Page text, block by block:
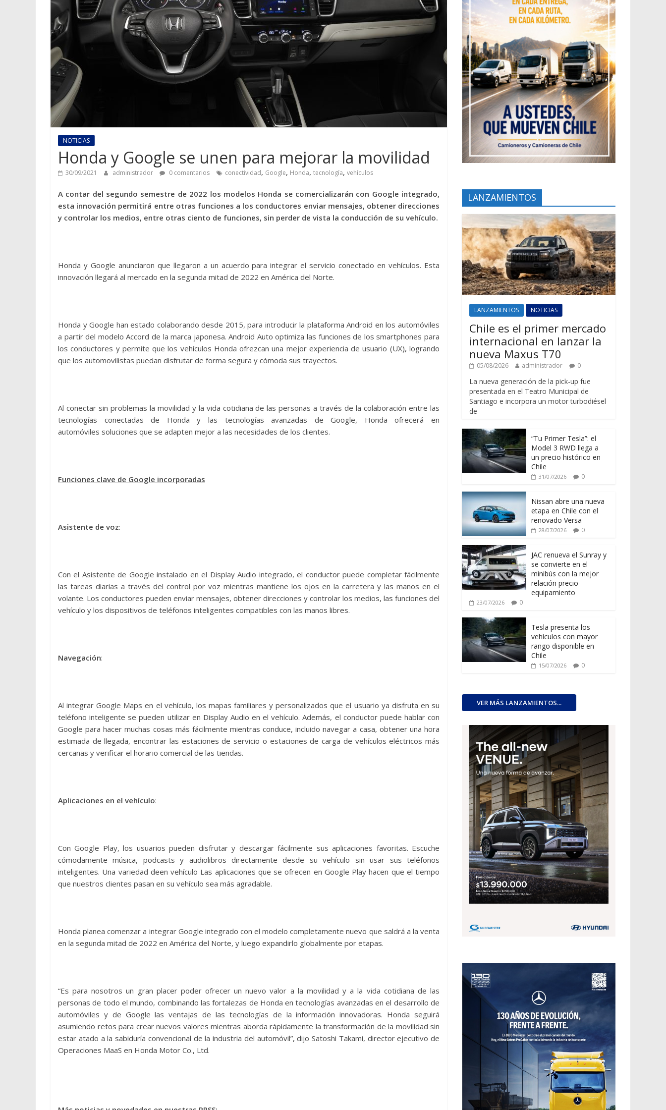
NOTICIAS
Honda y Google se unen para mejorar la movilidad
30/09/2021 administrador 0 comentarios conectividad, Google, Honda, tecnología, vehículos
A contar del segundo semestre de 2022 los modelos Honda se comercializarán con Google integrado,
esta innovación permitirá entre otras funciones a los conductores enviar mensajes, obtener direcciones
y controlar los medios, entre otras ciento de funciones, sin perder de vista la conducción de su vehículo.
Honda y Google anunciaron que llegaron a un acuerdo para integrar el servicio conectado en vehículos. Esta
innovación llegará al mercado en la segunda mitad de 2022 en América del Norte.
Honda y Google han estado colaborando desde 2015, para introducir la plataforma Android en los automóviles
a partir del modelo Accord de la marca japonesa. Android Auto optimiza las funciones de los smartphones para
los conductores y permite que los vehículos Honda ofrezcan una mejor experiencia de usuario (UX), logrando
que los automovilistas puedan disfrutar de forma segura y cómoda sus trayectos.
Al conectar sin problemas la movilidad y la vida cotidiana de las personas a través de la colaboración entre las
tecnologías conectadas de Honda y las tecnologías avanzadas de Google, Honda ofrecerá en
automóviles soluciones que se adapten mejor a las necesidades de los clientes.
Funciones clave de Google incorporadas
Asistente de voz:
Con el Asistente de Google instalado en el Display Audio integrado, el conductor puede completar fácilmente
las tareas diarias a través del control por voz mientras mantiene los ojos en la carretera y las manos en el
volante. Los conductores pueden enviar mensajes, obtener direcciones y controlar los medios, las funciones del
vehículo y los dispositivos de teléfonos inteligentes compatibles con las manos libres.
Navegación:
Al integrar Google Maps en el vehículo, los mapas familiares y personalizados que el usuario ya disfruta en su
teléfono inteligente se pueden utilizar en Display Audio en el vehículo. Además, el conductor puede hablar con
Google para hacer muchas cosas más fácilmente mientras conduce, incluido navegar a casa, obtener una hora
estimada de llegada, encontrar las estaciones de servicio o estaciones de carga de vehículos eléctricos más
cercanas y verificar el horario comercial de las tiendas.
Aplicaciones en el vehículo:
Con Google Play, los usuarios pueden disfrutar y descargar fácilmente sus aplicaciones favoritas. Escuche
cómodamente música, podcasts y audiolibros directamente desde su vehículo sin usar sus teléfonos
inteligentes. Una variedad deen vehículo Las aplicaciones que se ofrecen en Google Play hacen que el tiempo
que nuestros clientes pasan en su vehículo sea más agradable.
Honda planea comenzar a integrar Google integrado con el modelo completamente nuevo que saldrá a la venta
en la segunda mitad de 2022 en América del Norte, y luego expandirlo globalmente por etapas.
“Es para nosotros un gran placer poder ofrecer un nuevo valor a la movilidad y a la vida cotidiana de las
personas de todo el mundo, combinando las fortalezas de Honda en tecnologías avanzadas en el desarrollo de
automóviles y de Google las ventajas de las tecnologías de la información innovadoras. Honda seguirá
asumiendo retos para crear nuevos valores mientras aborda rápidamente la transformación de la movilidad sin
estar atado a la sabiduría convencional de la industria del automóvil”, dijo Satoshi Takami, director ejecutivo de
Operaciones MaaS en Honda Motor Co., Ltd.
LANZAMIENTOS
LANZAMIENTOS NOTICIAS
Chile es el primer mercado
internacional en lanzar la
nueva Maxus T70
05/08/2026 administrador 0
La nueva generación de la pick-up fue
presentada en el Teatro Municipal de
Santiago e incorpora un motor turbodiésel
de
“Tu Primer Tesla”: el
Model 3 RWD llega a
un precio histórico en
Chile
31/07/2026 0
Nissan abre una nueva
etapa en Chile con el
renovado Versa
28/07/2026 0
JAC renueva el Sunray y
se convierte en el
minibús con la mejor
relación precio-
equipamiento
23/07/2026 0
Tesla presenta los
vehículos con mayor
rango disponible en
Chile
15/07/2026 0
VER MÁS LANZAMIENTOS...